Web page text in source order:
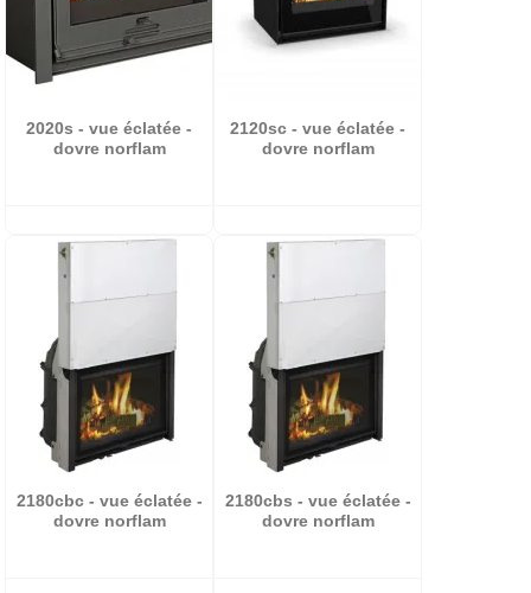
2020s - vue éclatée -
dovre norflam
2120sc - vue éclatée -
dovre norflam
2180cbc - vue éclatée -
dovre norflam
2180cbs - vue éclatée -
dovre norflam